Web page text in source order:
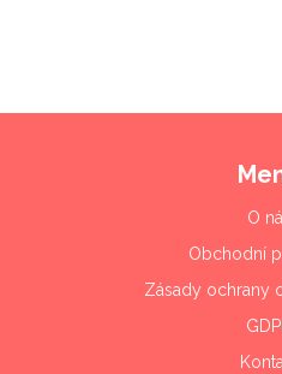
O
Obchodní
Zásady ochrany